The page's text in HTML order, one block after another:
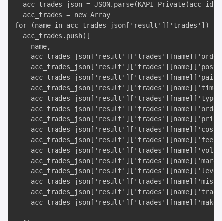
acc_trades_json = JSON.parse(KAPI_Private(acc_id,
  acc_trades = new Array
for (name in acc_trades_json['result']['trades']) {
  acc_trades.push([
    name,